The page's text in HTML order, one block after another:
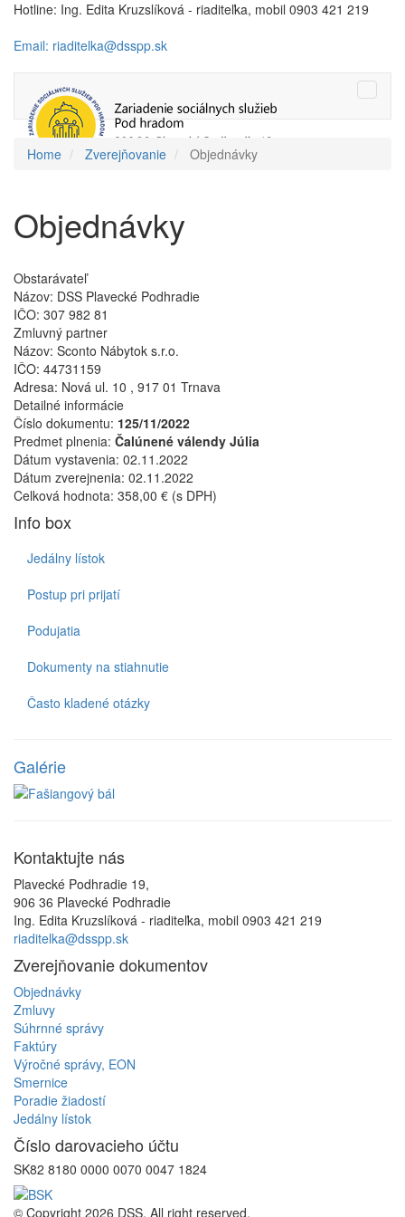
Hotline: Ing. Edita Kruzslíková - riaditeľka, mobil 0903 421 219
Email: riaditelka@dsspp.sk
Toggle
Home Zverejňovanie Objednávky
Objednávky
Obstarávateľ
Názov: DSS Plavecké Podhradie
IČO: 307 982 81
Zmluvný partner
Názov: Sconto Nábytok s.r.o.
IČO: 44731159
Adresa: Nová ul. 10 , 917 01 Trnava
Detailné informácie
Číslo dokumentu: 125/11/2022
Predmet plnenia: Čalúnené válendy Júlia
Dátum vystavenia: 02.11.2022
Dátum zverejnenia: 02.11.2022
Celková hodnota: 358,00 € (s DPH)
Info box
Jedálny lístok
Postup pri prijatí
Podujatia
Dokumenty na stiahnutie
Často kladené otázky
Galérie
Kontaktujte nás
Plavecké Podhradie 19,
906 36 Plavecké Podhradie
Ing. Edita Kruzslíková - riaditeľka, mobil 0903 421 219
riaditelka@dsspp.sk
Zverejňovaniedokumentov
Objednávky
Zmluvy
Súhrnné správy
Faktúry
Výročné správy, EON
Smernice
Poradie žiadostí
Jedálny lístok
Číslo darovacieho účtu
SK82 8180 0000 0070 0047 1824
© Copyright 2026 DSS. All right reserved.